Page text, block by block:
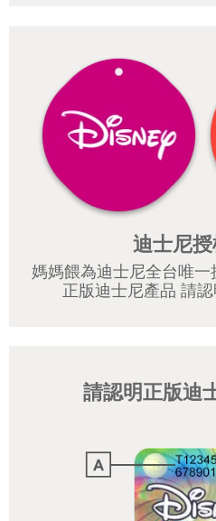
迪士尼
媽媽餵為迪士尼全台唯
正版迪士尼產品 請認
請認明正版迪